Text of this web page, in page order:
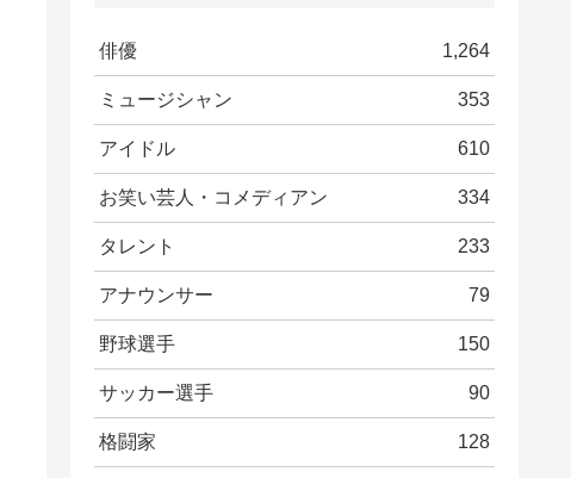
俳優 1,264
ミュージシャン 353
アイドル 610
お笑い芸人・コメディアン 334
タレント 233
アナウンサー 79
野球選手 150
サッカー選手 90
格闘家 128